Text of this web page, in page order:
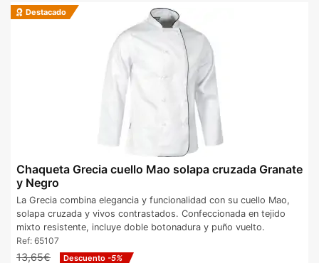
Destacado
Chaqueta Grecia cuello Mao solapa cruzada Granate
y Negro
La Grecia combina elegancia y funcionalidad con su cuello Mao,
solapa cruzada y vivos contrastados. Confeccionada en tejido
mixto resistente, incluye doble botonadura y puño vuelto.
Ref: 65107
13,65€ Descuento -5%